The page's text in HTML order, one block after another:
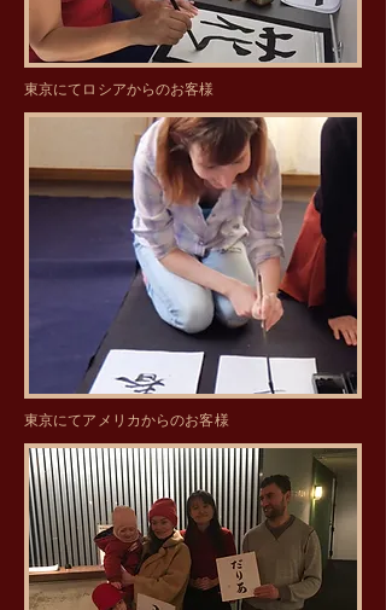
​東京にてロシアからのお客様
​東京にてアメリカからのお客様